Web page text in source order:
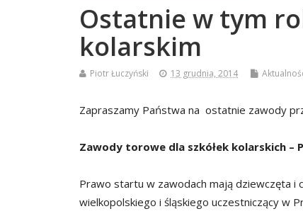
Ostatnie w tym
kolarskim
Piotr Łuczyński 13 grudnia, 2014
Zapraszamy Państwa na ostatnie zawody
Zawody torowe dla szkółek kolarskich –
Prawo startu w zawodach mają dziewczęta i
wielkopolskiego i śląskiego uczestniczący w